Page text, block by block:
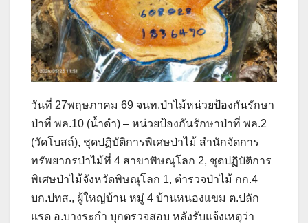
วันที่ 27พฤษภาคม 69 จนท.ป่าไม้หน่วยป้องกันรักษา
ป่าที่ พล.10 (น้ำดำ) – หน่วยป้องกันรักษาป่าที่ พล.2
(วัดโบสถ์), ชุดปฏิบัติการพิเศษป่าไม้ สำนักจัดการ
ทรัพยากรป่าไม้ที่ 4 สาขาพิษณุโลก 2, ชุดปฏิบัติการ
พิเศษป่าไม้จังหวัดพิษณุโลก 1, ตำรวจป่าไม้ กก.4
บก.ปทส., ผู้ใหญ่บ้าน หมู่ 4 บ้านหนองแขม ต.ปลัก
แรด อ.บางระกำ บุกตรวจสอบ หลังรับแจ้งเหตุว่า